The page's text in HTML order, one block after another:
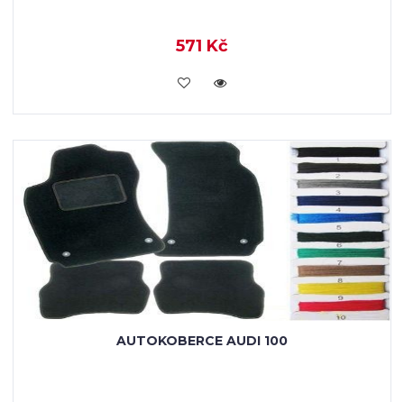
571 Kč
KOUPIT
AUTOKOBERCE AUDI 100